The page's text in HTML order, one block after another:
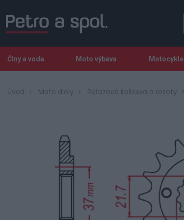
Člny a voda Moto výbava Motocykle
Úvod Moto diely Reťazové kolieska a rozety